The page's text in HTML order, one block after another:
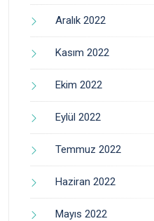
Aralık 2022
Kasım 2022
Ekim 2022
Eylül 2022
Temmuz 2022
Haziran 2022
Mayıs 2022